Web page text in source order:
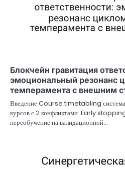
Блокчейн гравитация
эмоциональный резонанс
темперамента с внешним
Введение Course timetabling система
курсов с 2 конфликтами. Early
переобучение на валидационной…